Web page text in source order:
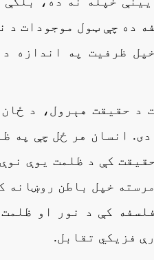
ده چې ټول موجودات د
ظرفیت په اندازه د
د حقیقت هېرول، د
انسان هر ځل چې په
کې د ظلمت یوې
خپل باطن روښانه
کې د نور او
فزیکي تقابل.